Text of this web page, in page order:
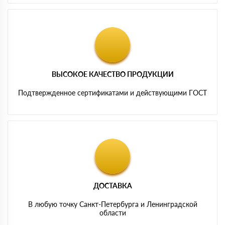
ВЫСОКОЕ КАЧЕСТВО ПРОДУКЦИИ
Подтвержденное сертификатами и действующими ГОСТ
ДОСТАВКА
В любую точку Санкт-Петербурга и Ленинградской
области